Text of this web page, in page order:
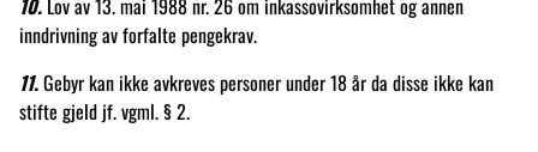
inndrivning av forfalte pengekrav.
11.Gebyr kan ikke avkreves personer under 18 år da disse ikke kan
stifte gjeld jf. vgml. § 2.